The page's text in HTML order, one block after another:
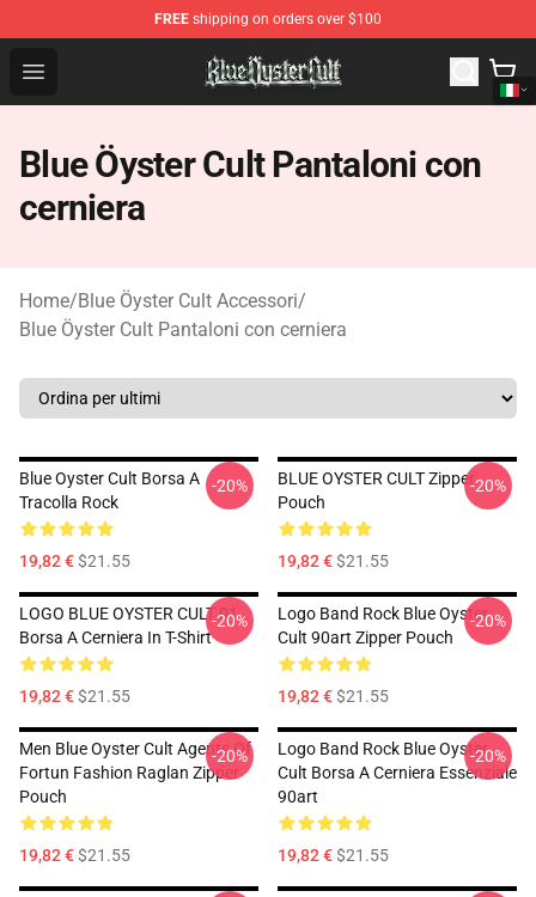
FREE shipping on orders over $100
Open menu
Blue Öyster Cult Store - Official Blue Öyster Cult
Blue Öyster Cult Pantaloni con
cerniera
Home/Blue Öyster Cult Accessori/
Blue Öyster Cult Pantaloni con cerniera
Blue Oyster Cult Borsa A
Tracolla Rock
19,82 €$21.55
-20%
BLUE OYSTER CULT Zipper
Pouch
19,82 €$21.55
-20%
LOGO BLUE OYSTER CULT 01
Borsa A Cerniera In T-Shirt
19,82 €$21.55
-20%
Logo Band Rock Blue Oyster
Cult 90art Zipper Pouch
19,82 €$21.55
-20%
Men Blue Oyster Cult Agents Of
Fortun Fashion Raglan Zipper
Pouch
19,82 €$21.55
-20%
Logo Band Rock Blue Oyster
Cult Borsa A Cerniera Essenziale
90art
19,82 €$21.55
-20%